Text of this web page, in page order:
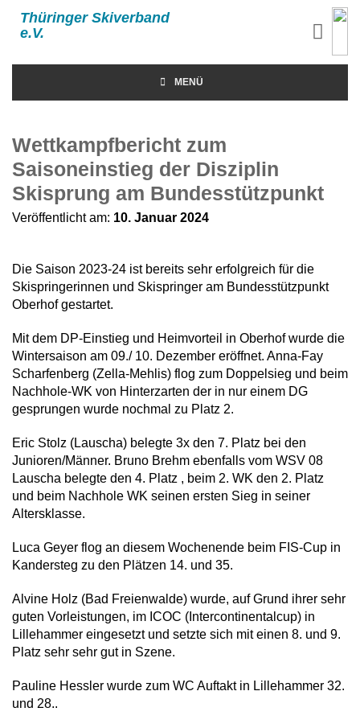
Thüringer Skiverband
e.V.
MENÜ
Wettkampfbericht zum
Saisoneinstieg der Disziplin
Skisprung am Bundesstützpunkt
Veröffentlicht am: 10. Januar 2024
Die Saison 2023-24 ist bereits sehr erfolgreich für die
Skispringerinnen und Skispringer am Bundesstützpunkt
Oberhof gestartet.
Mit dem DP-Einstieg und Heimvorteil in Oberhof wurde die
Wintersaison am 09./ 10. Dezember eröffnet. Anna-Fay
Scharfenberg (Zella-Mehlis) flog zum Doppelsieg und beim
Nachhole-WK von Hinterzarten der in nur einem DG
gesprungen wurde nochmal zu Platz 2.
Eric Stolz (Lauscha) belegte 3x den 7. Platz bei den
Junioren/Männer. Bruno Brehm ebenfalls vom WSV 08
Lauscha belegte den 4. Platz , beim 2. WK den 2. Platz
und beim Nachhole WK seinen ersten Sieg in seiner
Altersklasse.
Luca Geyer flog an diesem Wochenende beim FIS-Cup in
Kandersteg zu den Plätzen 14. und 35.
Alvine Holz (Bad Freienwalde) wurde, auf Grund ihrer sehr
guten Vorleistungen, im ICOC (Intercontinentalcup) in
Lillehammer eingesetzt und setzte sich mit einen 8. und 9.
Platz sehr sehr gut in Szene.
Pauline Hessler wurde zum WC Auftakt in Lillehammer 32.
und 28..